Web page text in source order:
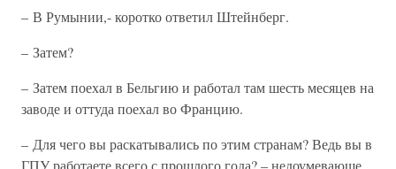
– В Румынии,- коротко ответил Штейнберг.
– Затем?
– Затем поехал в Бельгию и работал там шесть месяцев на
заводе и оттуда поехал во Францию.
– Для чего вы раскатывались по этим странам? Ведь вы в
ГПУ работаете всего с прошлого года? – недоумевающе